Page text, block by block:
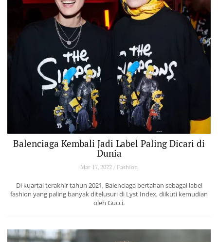
Balenciaga Kembali Jadi Label Paling Dicari di
Dunia
Mar 17, 2022 / Fashion
Di kuartal terakhir tahun 2021, Balenciaga bertahan sebagai label
fashion yang paling banyak ditelusuri di Lyst Index, diikuti kemudian
oleh Gucci.